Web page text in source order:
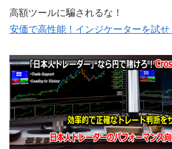
高額ツールに騙されるな！
安価で高性能！インジケーターを試せ